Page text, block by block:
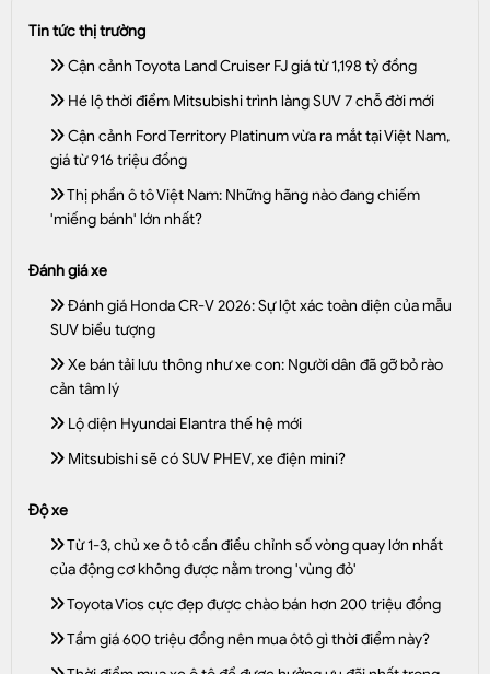
Tin tức thị trường
Cận cảnh Toyota Land Cruiser FJ giá từ 1,198 tỷ đồng
Hé lộ thời điểm Mitsubishi trình làng SUV 7 chỗ đời mới
Cận cảnh Ford Territory Platinum vừa ra mắt tại Việt Nam,
giá từ 916 triệu đồng
Thị phần ô tô Việt Nam: Những hãng nào đang chiếm
'miếng bánh' lớn nhất?
Đánh giá xe
Đánh giá Honda CR-V 2026: Sự lột xác toàn diện của mẫu
SUV biểu tượng
Xe bán tải lưu thông như xe con: Người dân đã gỡ bỏ rào
cản tâm lý
Lộ diện Hyundai Elantra thế hệ mới
Mitsubishi sẽ có SUV PHEV, xe điện mini?
Độ xe
Từ 1-3, chủ xe ô tô cần điều chỉnh số vòng quay lớn nhất
của động cơ không được nằm trong 'vùng đỏ'
Toyota Vios cực đẹp được chào bán hơn 200 triệu đồng
Tầm giá 600 triệu đồng nên mua ôtô gì thời điểm này?